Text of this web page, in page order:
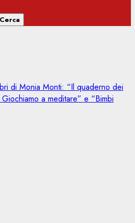
di Monia Monti: “Il quaderno dei
a meditare” e “Bimbi